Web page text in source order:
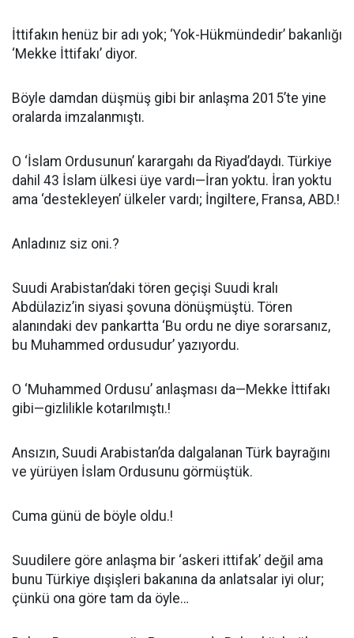
İttifakın henüz bir adı yok; ‘Yok-Hükmündedir’ bakanlığı
‘Mekke İttifakı’ diyor.
Böyle damdan düşmüş gibi bir anlaşma 2015’te yine
oralarda imzalanmıştı.
O ‘İslam Ordusunun’ karargahı da Riyad’daydı. Türkiye
dahil 43 İslam ülkesi üye vardı—İran yoktu. İran yoktu
ama ‘destekleyen’ ülkeler vardı; İngiltere, Fransa, ABD.!
Anladınız siz oni.?
Suudi Arabistan’daki tören geçişi Suudi kralı
Abdülaziz’in siyasi şovuna dönüşmüştü. Tören
alanındaki dev pankartta ‘Bu ordu ne diye sorarsanız,
bu Muhammed ordusudur’ yazıyordu.
O ‘Muhammed Ordusu’ anlaşması da—Mekke İttifakı
gibi—gizlilikle kotarılmıştı.!
Ansızın, Suudi Arabistan’da dalgalanan Türk bayrağını
ve yürüyen İslam Ordusunu görmüştük.
Cuma günü de böyle oldu.!
Suudilere göre anlaşma bir ‘askeri ittifak’ değil ama
bunu Türkiye dışişleri bakanına da anlatsalar iyi olur;
çünkü ona göre tam da öyle…